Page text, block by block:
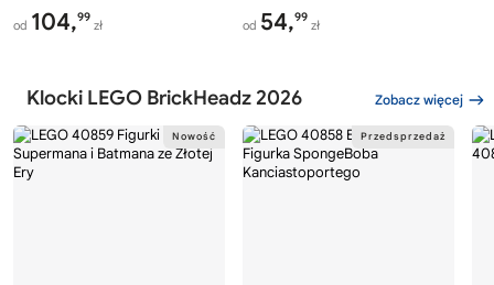
od 104,99
zł od 54,99
zł
Klocki LEGO BrickHeadz 2026 Zobacz więcej